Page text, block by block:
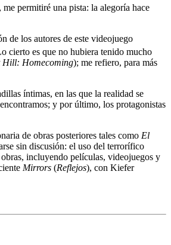
permitiré una pista: la alegoría hace
de los autores de este videojuego
cierto es que no hubiera tenido mucho
Hill: Homecoming); me refiero, para más
íntimas, en las que la realidad se
y por último, los protagonistas
de obras posteriores tales como El
sin discusión: el uso del terrorífico
incluyendo películas, videojuegos y
Mirrors (Reflejos), con Kiefer